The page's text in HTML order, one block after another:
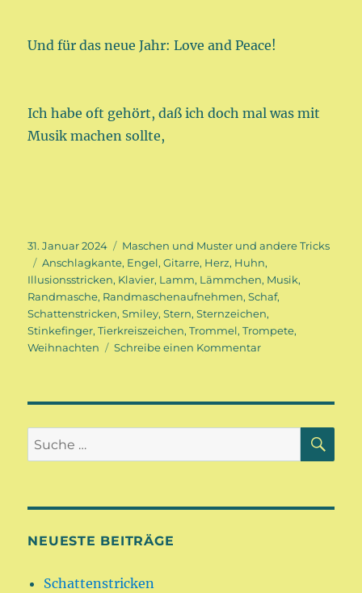
Und für das neue Jahr: Love and Peace!
Ich habe oft gehört, daß ich doch mal was mit
Musik machen sollte,
Veröffentlicht
am
31. Januar 2024 Kategorien
Maschen und Muster und andere Tricks
Schlagwörter
Anschlagkante, Engel,Gitarre, Herz, Huhn,
Illusionsstricken, Klavier, Lamm, Lämmchen, Musik,
Randmasche, Randmaschenaufnehmen,Schaf,
Schattenstricken,Smiley,Stern,Sternzeichen,
Stinkefinger,Tierkreiszeichen,Trommel,Trompete,
Weihnachten
Schreibe einen Kommentarzu
Suche
nach:
NEUESTE BEITRÄGE
Schattenstricken